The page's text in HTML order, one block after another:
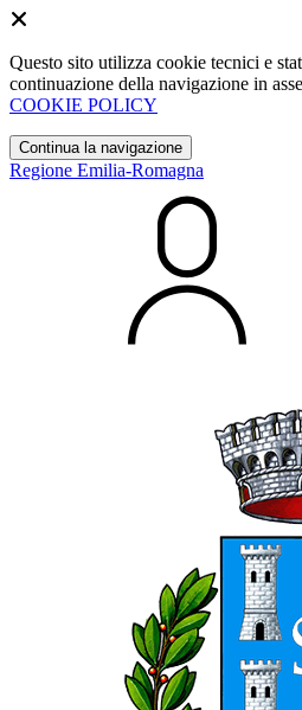
Questo sito utilizza cookie tecnici e
continuazione della navigazione in
COOKIE POLICY
Continua la navigazione
Regione Emilia-Romagna